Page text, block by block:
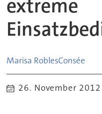
extreme
Marisa RoblesConsée
26. November